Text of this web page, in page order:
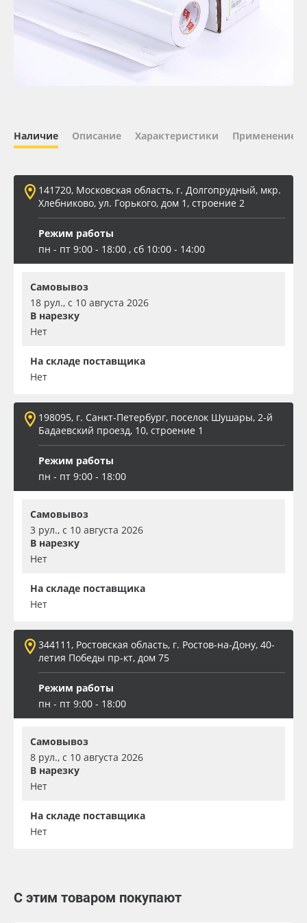
Oracal 641
Orajet 3640
Вспененный ПВХ
Баннер
Наличие Описание Характеристики Применение
141720, Московская область, г. Долгопрудный, мкр.
Хлебниково, ул. Горького, дом 1, строение 2
Режим работы
пн - пт 9:00 - 18:00 , сб 10:00 - 14:00
Самовывоз
18 рул., с 10 августа 2026
В нарезку
Нет
На складе поставщика
Нет
198095, г. Санкт-Петербург, поселок Шушары, 2-й
Бадаевский проезд, 10, строение 1
Режим работы
пн - пт 9:00 - 18:00
Самовывоз
3 рул., с 10 августа 2026
В нарезку
Нет
На складе поставщика
Нет
344111, Ростовская область, г. Ростов-на-Дону, 40-
летия Победы пр-кт, дом 75
Режим работы
пн - пт 9:00 - 18:00
Самовывоз
8 рул., с 10 августа 2026
В нарезку
Нет
На складе поставщика
Нет
С этим товаром покупают